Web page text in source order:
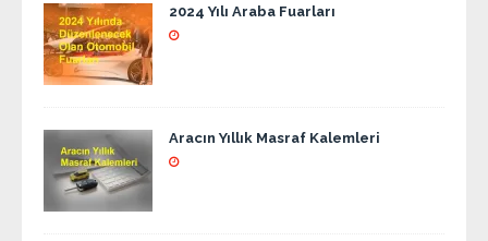
2024 Yılı Araba Fuarları
Aracın Yıllık Masraf Kalemleri